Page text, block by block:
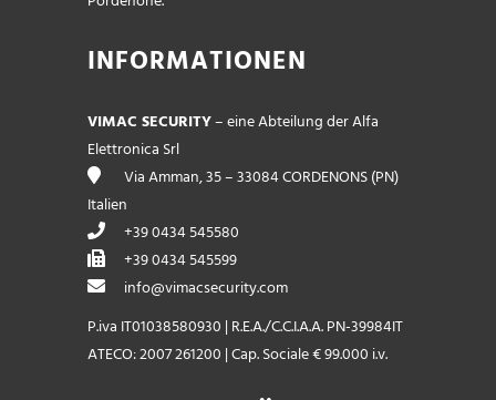
INFORMATIONEN
VIMAC SECURITY– eine Abteilung der Alfa
Elettronica Srl
Via Amman, 35 – 33084 CORDENONS (PN)
Italien
+39 0434 545580
+39 0434 545599
info@vimacsecurity.com
P.iva IT01038580930 | R.E.A./C.C.I.A.A. PN-39984IT
ATECO: 2007 261200 | Cap. Sociale € 99.000 i.v.